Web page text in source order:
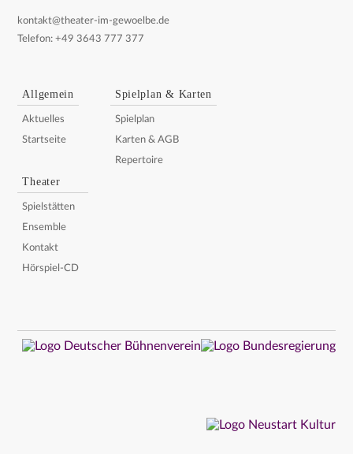
kontakt@theater-im-gewoelbe.de
Telefon: +49 3643 777 377
Allgemein
Aktuelles
Startseite
Spielplan & Karten
Spielplan
Karten & AGB
Repertoire
Theater
Spielstätten
Ensemble
Kontakt
Hörspiel-CD